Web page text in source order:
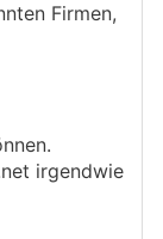
Firmen,
irgendwie